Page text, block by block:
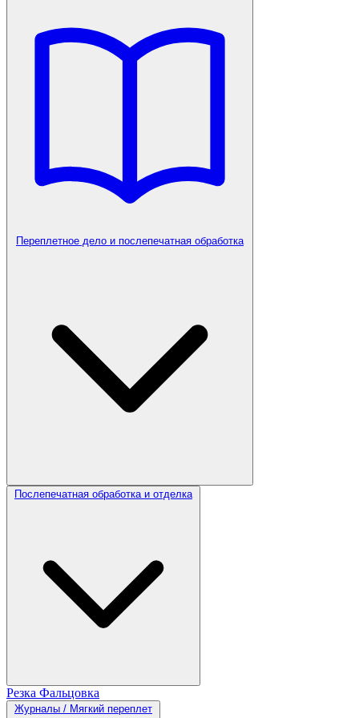
Переплетное дело и послепечатная обработка
Послепечатная обработка и отделка
Резка Фальцовка
Журналы / Мягкий переплет